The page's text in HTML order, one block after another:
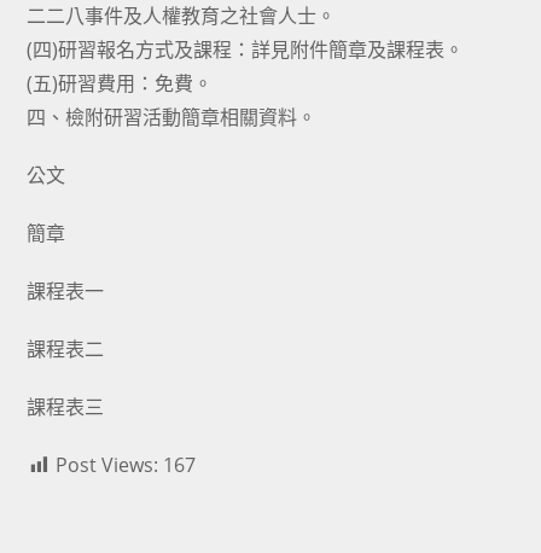
二二八事件及人權教育之社會人士。
(四)研習報名方式及課程：詳見附件簡章及課程表。
(五)研習費用：免費。
四、檢附研習活動簡章相關資料。
公文
簡章
課程表一
課程表二
課程表三
Post Views: 167